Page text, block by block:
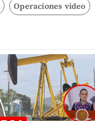
Operaciones video